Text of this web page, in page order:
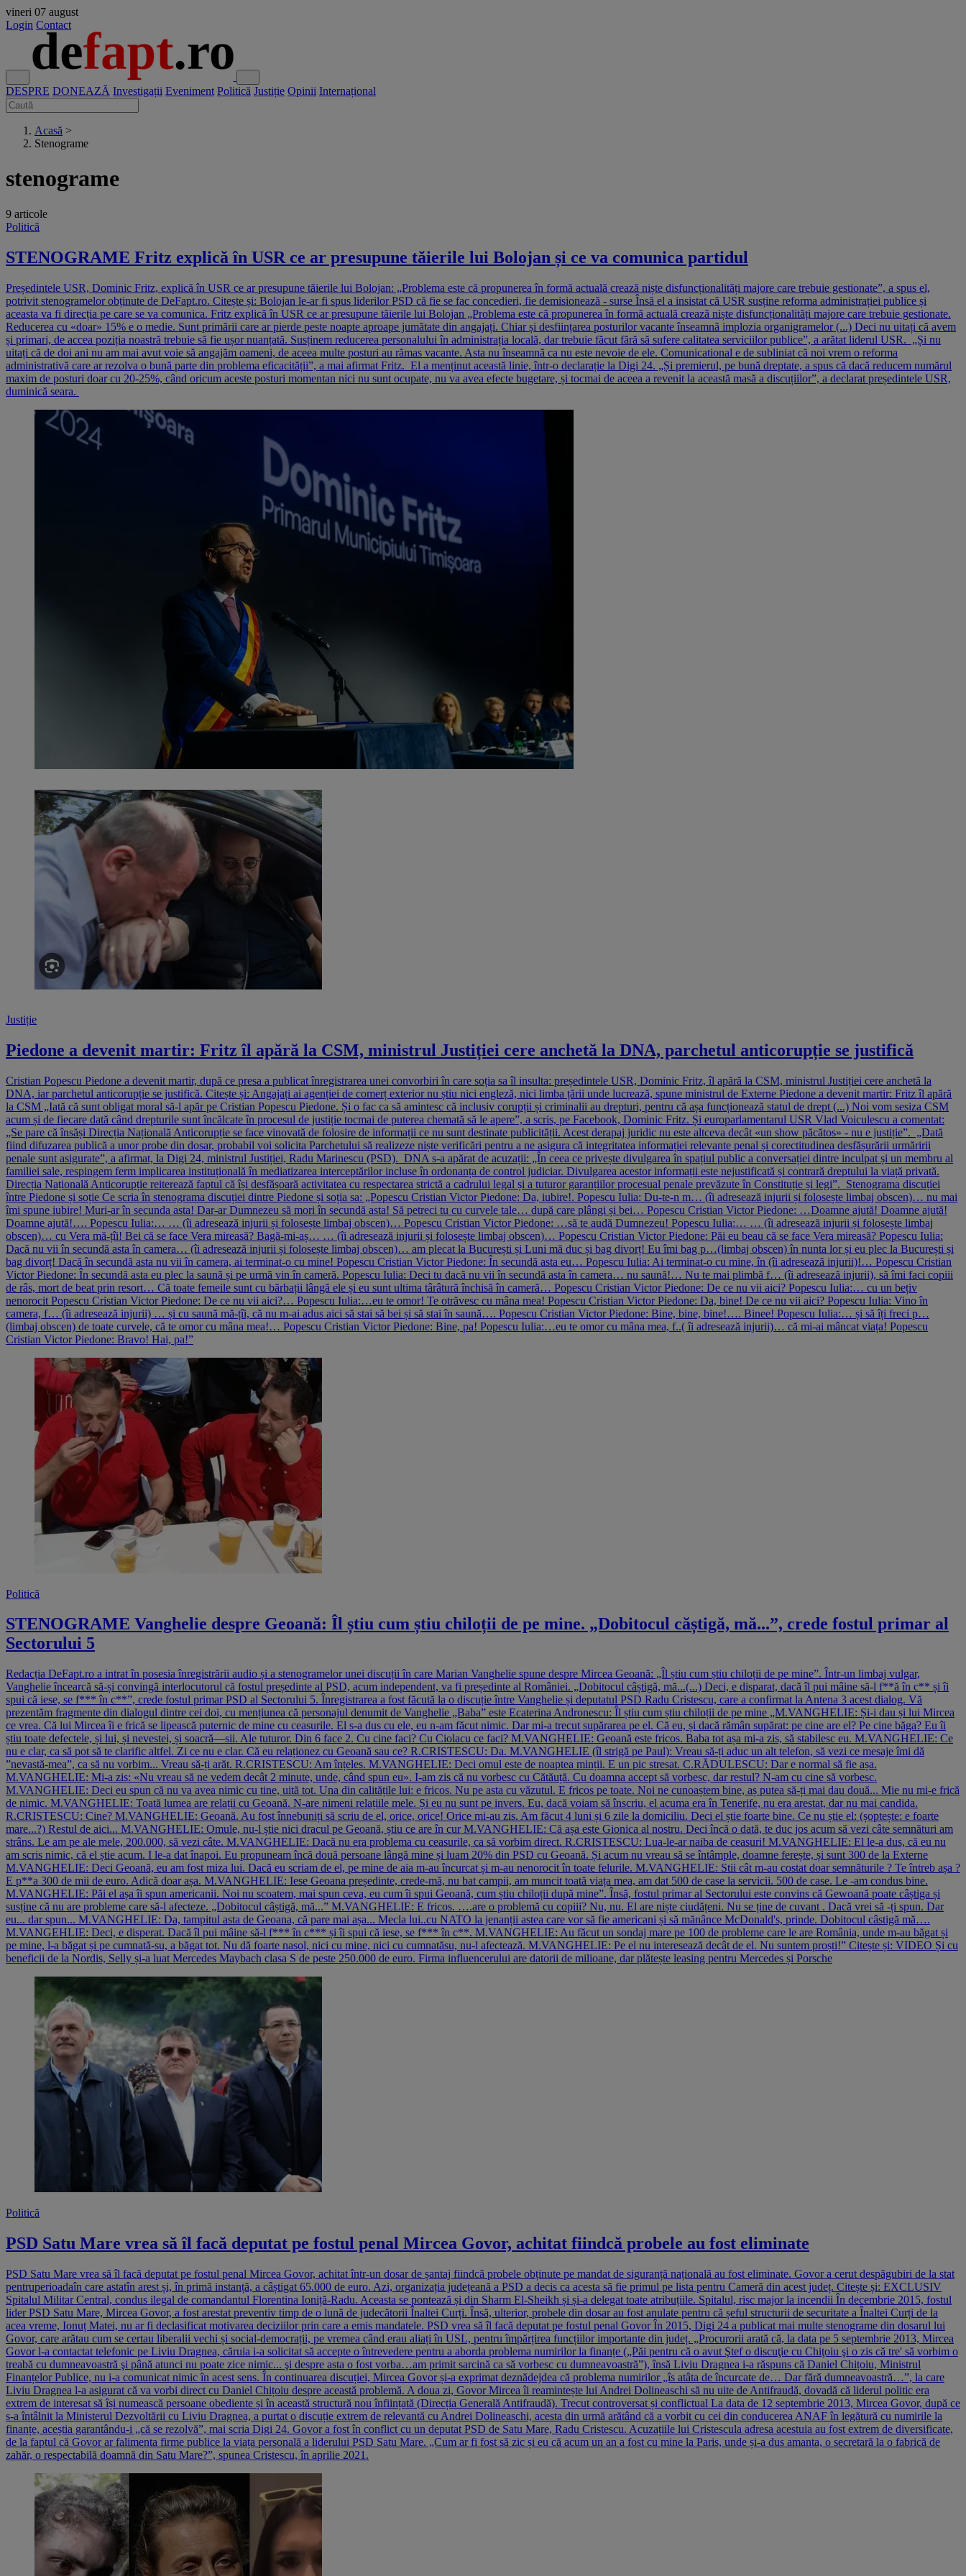
vineri 07 august
Login Contact
DESPRE DONEAZĂ Investigații Eveniment Politică Justiție Opinii Internațional
Acasă >
Stenograme
stenograme
9 articole
Politică
STENOGRAME Fritz explică în USR ce ar presupune tăierile lui Bolojan și ce va comunica partidul
Președintele USR, Dominic Fritz, explică în USR ce ar presupune tăierile lui Bolojan: „Problema este că propunerea în formă actuală crează niște disfuncționalități majore care trebuie gestionate”, a spus el,
potrivit stenogramelor obținute de DeFapt.ro. Citește și: Bolojan le-ar fi spus liderilor PSD că fie se fac concedieri, fie demisionează - surse Însă el a insistat că USR susține reforma administrației publice și
aceasta va fi direcția pe care se va comunica. Fritz explică în USR ce ar presupune tăierile lui Bolojan „Problema este că propunerea în formă actuală crează niște disfuncționalități majore care trebuie gestionate.
Reducerea cu «doar» 15% e o medie. Sunt primării care ar pierde peste noapte aproape jumătate din angajați. Chiar și desființarea posturilor vacante înseamnă implozia organigramelor (...) Deci nu uitați că avem
și primari, de accea poziția noastră trebuie să fie ușor nuanțată. Susținem reducerea personalului în administrația locală, dar trebuie făcut fără să sufere calitatea serviciilor publice”, a arătat liderul USR. „Și nu
uitați că de doi ani nu am mai avut voie să angajăm oameni, de aceea multe posturi au rămas vacante. Asta nu înseamnă ca nu este nevoie de ele. Comunicational e de subliniat că noi vrem o reforma
administrativă care ar rezolva o bună parte din problema eficacității”, a mai afirmat Fritz. El a menținut această linie, într-o declarație la Digi 24. „Și premierul, pe bună dreptate, a spus că dacă reducem numărul
maxim de posturi doar cu 20-25%, când oricum aceste posturi momentan nici nu sunt ocupate, nu va avea efecte bugetare, și tocmai de aceea a revenit la această masă a discuțiilor”, a declarat președintele USR,
duminică seara.
Justiție
Piedone a devenit martir: Fritz îl apără la CSM, ministrul Justiției cere anchetă la DNA, parchetul anticorupție se justifică
Cristian Popescu Piedone a devenit martir, după ce presa a publicat înregistrarea unei convorbiri în care soția sa îl insulta: președintele USR, Dominic Fritz, îl apără la CSM, ministrul Justiției cere anchetă la
DNA, iar parchetul anticorupție se justifică. Citește și: Angajați ai agenției de comerț exterior nu știu nici engleză, nici limba țării unde lucrează, spune ministrul de Externe Piedone a devenit martir: Fritz îl apără
la CSM „Iată că sunt obligat moral să-l apăr pe Cristian Popescu Piedone. Și o fac ca să amintesc că inclusiv corupții și criminalii au drepturi, pentru că așa funcționează statul de drept (...) Noi vom sesiza CSM
acum și de fiecare dată când drepturile sunt încălcate în procesul de justiție tocmai de puterea chemată să le apere”, a scris, pe Facebook, Dominic Fritz. Și europarlamentarul USR Vlad Voiculescu a comentat:
„Se pare că însăși Direcția Națională Anticorupție se face vinovată de folosire de informații ce nu sunt destinate publicității. Acest derapaj juridic nu este altceva decât «un show păcătos» - nu e justiție”. „Dată
fiind difuzarea publică a unor probe din dosar, probabil voi solicita Parchetului să realizeze niște verificări pentru a ne asigura că integritatea informației relevante penal și corectitudinea desfășurării urmăririi
penale sunt asigurate”, a afirmat, la Digi 24, ministrul Justiției, Radu Marinescu (PSD). DNA s-a apărat de acuzații: „În ceea ce privește divulgarea în spațiul public a conversației dintre inculpat și un membru al
familiei sale, respingem ferm implicarea instituțională în mediatizarea interceptărilor incluse în ordonanța de control judiciar. Divulgarea acestor informații este nejustificată și contrară dreptului la viață privată.
Direcția Națională Anticorupție reiterează faptul că își desfășoară activitatea cu respectarea strictă a cadrului legal și a tuturor garanțiilor procesual penale prevăzute în Constituție și legi”. Stenograma discuției
între Piedone și soție Ce scria în stenograma discuției dintre Piedone și soția sa: „Popescu Cristian Victor Piedone: Da, iubire!. Popescu Iulia: Du-te-n m… (îi adresează injurii și folosește limbaj obscen)… nu mai
îmi spune iubire! Muri-ar în secunda asta! Dar-ar Dumnezeu să mori în secundă asta! Să petreci tu cu curvele tale… după care plângi și bei… Popescu Cristian Victor Piedone: …Doamne ajută! Doamne ajută!
Doamne ajută!…. Popescu Iulia:… … (îi adresează injurii și folosește limbaj obscen)… Popescu Cristian Victor Piedone: …să te audă Dumnezeu! Popescu Iulia:… … (îi adresează injurii și folosește limbaj
obscen)… cu Vera mă-țîi! Bei că se face Vera mireasă? Bagă-mi-aș… … (îi adresează injurii și folosește limbaj obscen)… Popescu Cristian Victor Piedone: Păi eu beau că se face Vera mireasă? Popescu Iulia:
Dacă nu vii în secundă asta în camera… (îi adresează injurii și folosește limbaj obscen)… am plecat la București și Luni mă duc și bag divorț! Eu îmi bag p…(limbaj obscen) în nunta lor și eu plec la București și
bag divorț! Dacă în secundă asta nu vii în camera, ai terminat-o cu mine! Popescu Cristian Victor Piedone: În secundă asta eu… Popescu Iulia: Ai terminat-o cu mine, în (îi adresează injurii)!… Popescu Cristian
Victor Piedone: În secundă asta eu plec la saună și pe urmă vin în cameră. Popescu Iulia: Deci tu dacă nu vii în secundă asta în camera… nu saună!… Nu te mai plimbă f… (îi adresează injurii), să îmi faci copiii
de râs, mort de beat prin resort… Că toate femeile sunt cu bărbații lângă ele și eu sunt ultima târâtură închisă în cameră… Popescu Cristian Victor Piedone: De ce nu vii aici? Popescu Iulia:… cu un bețiv
nenorocit Popescu Cristian Victor Piedone: De ce nu vii aici?… Popescu Iulia:…eu te omor! Te otrăvesc cu mâna mea! Popescu Cristian Victor Piedone: Da, bine! De ce nu vii aici? Popescu Iulia: Vino în
camera, f… (îi adresează injurii) … și cu saună mă-țîi, că nu m-ai adus aici să stai să bei și să stai în saună…. Popescu Cristian Victor Piedone: Bine, bine, bine!…. Binee! Popescu Iulia:… și să îți freci p…
(limbaj obscen) de toate curvele, că te omor cu mâna mea!… Popescu Cristian Victor Piedone: Bine, pa! Popescu Iulia:…eu te omor cu mâna mea, f..( îi adresează injurii)… că mi-ai mâncat viața! Popescu
Cristian Victor Piedone: Bravo! Hai, pa!”
Politică
STENOGRAME Vanghelie despre Geoană: Îl știu cum știu chiloții de pe mine. „Dobitocul căștigă, mă...”, crede fostul primar al
Sectorului 5
Redacția DeFapt.ro a intrat în posesia înregistrării audio și a stenogramelor unei discuții în care Marian Vanghelie spune despre Mircea Geoană: „Îl știu cum știu chiloții de pe mine”. Într-un limbaj vulgar,
Vanghelie încearcă să-și convingă interlocutorul că fostul președinte al PSD, acum independent, va fi președinte al României. „Dobitocul câștigă, mă...(...) Deci, e disparat, dacă îl pui mâine să-l f**ă în c** și îi
spui că iese, se f*** în c**”, crede fostul primar PSD al Sectorului 5. Înregistrarea a fost făcută la o discuție între Vanghelie și deputatul PSD Radu Cristescu, care a confirmat la Antena 3 acest dialog. Vă
prezentăm fragmente din dialogul dintre cei doi, cu mențiunea că personajul denumit de Vanghelie „Baba” este Ecaterina Andronescu: Îl știu cum știu chiloții de pe mine „M.VANGHELIE: Și-i dau și lui Mircea
ce vrea. Că lui Mircea îi e frică se lipească puternic de mine cu ceasurile. El s-a dus cu ele, eu n-am făcut nimic. Dar mi-a trecut supărarea pe el. Că eu, și dacă rămân supărat: pe cine are el? Pe cine băga? Eu îi
știu toate defectele, și lui, și nevestei, și soacră—sii. Ale tuturor. Din 6 face 2. Cu cine faci? Cu Ciolacu ce faci? M.VANGHELIE: Geoană este fricos. Baba tot așa mi-a zis, să stabilesc eu. M.VANGHELIE: Ce
nu e clar, ca să pot să te clarific altfel. Zi ce nu e clar. Că eu relaționez cu Geoană sau ce? R.CRISTESCU: Da. M.VANGHELIE (îl strigă pe Paul): Vreau să-ți aduc un alt telefon, să vezi ce mesaje îmi dă
”nevastă-mea”, ca să nu vorbim... Vreau să-ți arăt. R.CRISTESCU: Am înțeles. M.VANGHELIE: Deci omul este de noaptea minții. E un pic stresat. C.RĂDULESCU: Dar e normal să fie așa.
M.VANGHELIE: Mi-a zis: «Nu vreau să ne vedem decât 2 minute, unde, când spun eu». I-am zis că nu vorbesc cu Cătăuță. Cu doamna accept să vorbesc, dar restul? N-am cu cine să vorbesc.
M.VANGHELIE: Deci eu spun că nu va avea nimic cu tine, uită tot. Una din calitățile lui: e fricos. Nu pe asta cu văzutul. E fricos pe toate. Noi ne cunoaștem bine, aș putea să-ți mai dau două... Mie nu mi-e frică
de nimic. M.VANGHELIE: Toată lumea are relații cu Geoană. N-are nimeni relațiile mele. Și eu nu sunt pe invers. Eu, dacă voiam să înscriu, el acuma era în Tenerife, nu era arestat, dar nu mai candida.
R.CRISTESCU: Cine? M.VANGHELIE: Geoană. Au fost înnebuniți să scriu de el, orice, orice! Orice mi-au zis. Am făcut 4 luni și 6 zile la domiciliu. Deci el știe foarte bine. Ce nu știe el: (șoptește: e foarte
mare...?) Restul de aici... M.VANGHELIE: Omule, nu-l știe nici dracul pe Geoană, știu ce are în cur M.VANGHELIE: Că așa este Gionica al nostru. Deci încă o dată, te duc jos acum să vezi câte semnături am
strâns. Le am pe ale mele, 200.000, să vezi câte. M.VANGHELIE: Dacă nu era problema cu ceasurile, ca să vorbim direct. R.CRISTESCU: Lua-le-ar naiba de ceasuri! M.VANGHELIE: El le-a dus, că eu nu
am scris nimic, că el știe acum. I le-a dat înapoi. Eu propuneam încă două persoane lângă mine și luam 20% din PSD cu Geoană. Și acum nu vreau să se întâmple, doamne ferește, și sunt 300 de la Externe
M.VANGHELIE: Deci Geoană, eu am fost miza lui. Dacă eu scriam de el, pe mine de aia m-au încurcat și m-au nenorocit în toate felurile. M.VANGHELIE: Stii cât m-au costat doar semnăturile ? Te întreb așa ?
E p**a 300 de mii de euro. Adică doar așa. M.VANGHELIE: Iese Geoana președinte, crede-mă, nu bat campii, am muncit toată viața mea, am dat 500 de case la servicii. 500 de case. Le -am condus bine.
M.VANGHELIE: Păi el așa îi spun americanii. Noi nu scoatem, mai spun ceva, eu cum îi spui Geoană, cum știu chiloții după mine”. Însă, fostul primar al Sectorului este convins că Gewoană poate câștiga și
susține că nu are probleme care să-l afecteze. „Dobitocul câștigă, mă...” M.VANGHELIE: E fricos. ….are o problemă cu copiii? Nu, nu. El are niște ciudățeni. Nu se ține de cuvant . Dacă vrei să -ți spun. Dar
eu... dar spun... M.VANGHELIE: Da, tampitul asta de Geoana, că pare mai așa... Mecla lui..cu NATO la jenanții astea care vor să fie americani și să mănânce McDonald's, prinde. Dobitocul câstigă mă….
M.VANGEHLIE: Deci, e disperat. Dacă îl pui mâine să-l f*** în c*** și îi spui că iese, se f*** în c**. M.VANGHELIE: Au făcut un sondaj mare pe 100 de probleme care le are România, unde m-au băgat și
pe mine, l-a băgat și pe cumnată-su, a băgat tot. Nu dă foarte nasol, nici cu mine, nici cu cumnatăsu, nu-l afectează. M.VANGHELIE: Pe el nu interesează decât de el. Nu suntem proști!” Citește și: VIDEO Și cu
beneficii de la Nordis, Selly și-a luat Mercedes Maybach clasa S de peste 250.000 de euro. Firma influencerului are datorii de milioane, dar plătește leasing pentru Mercedes și Porsche
Politică
PSD Satu Mare vrea să îl facă deputat pe fostul penal Mircea Govor, achitat fiindcă probele au fost eliminate
PSD Satu Mare vrea să îl facă deputat pe fostul penal Mircea Govor, achitat într-un dosar de șantaj fiindcă probele obținute pe mandat de siguranță națională au fost eliminate. Govor a cerut despăgubiri de la stat
pentruperioadaîn care astatîn arest și, în primă instanță, a câștigat 65.000 de euro. Azi, organizația județeană a PSD a decis ca acesta să fie primul pe lista pentru Cameră din acest județ. Citește și: EXCLUSIV
Spitalul Militar Central, condus ilegal de comandantul Florentina Ioniță-Radu. Aceasta se pontează și din Sharm El-Sheikh și și-a delegat toate atribuțiile. Spitalul, risc major la incendii În decembrie 2015, fostul
lider PSD Satu Mare, Mircea Govor, a fost arestat preventiv timp de o lună de judecătorii Înaltei Curți. Însă, ulterior, probele din dosar au fost anulate pentru că șeful structurii de securitate a Înaltei Curți de la
acea vreme, Ionuț Matei, nu ar fi declasificat motivarea deciziilor prin care a emis mandatele. PSD vrea să îl facă deputat pe fostul penal Govor În 2015, Digi 24 a publicat mai multe stenograme din dosarul lui
Govor, care arătau cum se certau liberalii vechi și social-democrații, pe vremea când erau aliați în USL, pentru împărțirea funcțiilor importante din județ. „Procurorii arată că, la data pe 5 septembrie 2013, Mircea
Govor l-a contactat telefonic pe Liviu Dragnea, căruia i-a solicitat să accepte o întrevedere pentru a aborda problema numirilor la finanțe („Păi pentru că o avut Ştef o discuţie cu Chiţoiu şi o zis că tre' să vorbim o
treabă cu dumneavoastră şi până atunci nu poate zice nimic... şi despre asta o fost vorba…am primit sarcină ca să vorbesc cu dumneavoastră”), însă Liviu Dragnea i-a răspuns că Daniel Chițoiu, Ministrul
Finanțelor Publice, nu i-a comunicat nimic în acest sens. În continuarea discuției, Mircea Govor și-a exprimat deznădejdea că problema numirilor „îs atâta de încurcate de… Dar fără dumneavoastră…”, la care
Liviu Dragnea l-a asigurat că va vorbi direct cu Daniel Chițoiu despre această problemă. A doua zi, Govor Mircea îi reamintește lui Andrei Dolineaschi să nu uite de Antifraudă, dovadă că liderul politic era
extrem de interesat să își numească persoane obediente și în această structură nou înființată (Direcția Generală Antifraudă). Trecut controversat și conflictual La data de 12 septembrie 2013, Mircea Govor, după ce
s-a întâlnit la Ministerul Dezvoltării cu Liviu Dragnea, a purtat o discuție extrem de relevantă cu Andrei Dolineaschi, acesta din urmă arătând că a vorbit cu cei din conducerea ANAF în legătură cu numirile la
finanțe, aceștia garantându-i „că se rezolvă”, mai scria Digi 24. Govor a fost în conflict cu un deputat PSD de Satu Mare, Radu Cristescu. Acuzațiile lui Cristescula adresa acestuia au fost extrem de diversificate,
de la faptul că Govor ar falimenta firme publice la viața personală a liderului PSD Satu Mare. „Cum ar fi fost să zic și eu că acum un an a fost cu mine la Paris, unde și-a dus amanta, o secretară la o fabrică de
zahăr, o respectabilă doamnă din Satu Mare?”, spunea Cristescu, în aprilie 2021.